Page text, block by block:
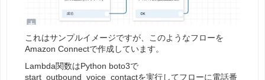
これはサンプルイメージですが、このようなフローを
Amazon Connectで作成しています。
Lambda関数はPython boto3で
start_outbound_voice_contactを実行してフローに電話番